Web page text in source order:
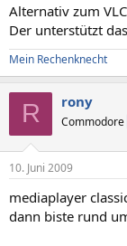
Alternativ zum
Der unterstützt
Mein Rechenknecht
R rony
Commodore
10. Juni 2009
mediaplayer
dann biste rund